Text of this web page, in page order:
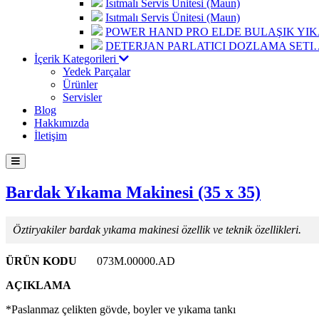
Isıtmalı Servis Ünitesi (Maun)
Isıtmalı Servis Ünitesi (Maun)
POWER HAND PRO ELDE BULAŞIK
DETERJAN PARLATICI DOZLAMA
İçerik Kategorileri
Yedek Parçalar
Ürünler
Servisler
Blog
Hakkımızda
İletişim
Bardak Yıkama Makinesi (35 x 35)
Öztiryakiler bardak yıkama makinesi özellik ve teknik özellikleri.
ÜRÜN KODU
073M.00000.AD
AÇIKLAMA
*Paslanmaz çelikten gövde, boyler ve yıkama tankı